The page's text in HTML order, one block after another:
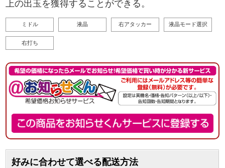
上の出玉を獲得することができる。
ミドル 液晶 右アタッカー 液晶モード選択
右打ち
好みに合わせて選べる配送方法